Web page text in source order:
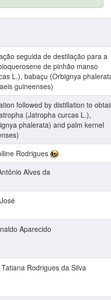
seguida de destilação para a
de pinhão manso
L.), babaçu (Orbignya
guineenses)
followed by distillation to
(Jatropha curcas L.),
phalerata) and palm kernel
Rodrigues
Alves da
Aparecido
Rodrigues da Silva